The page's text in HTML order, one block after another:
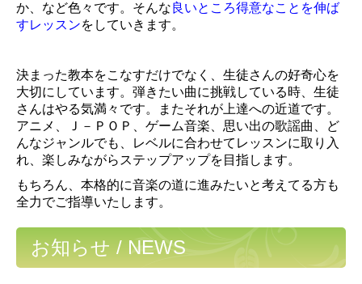
か、など色々です。そんな良いところ得意なことを伸ば
すレッスンをしていきます。
決まった教本をこなすだけでなく、生徒さんの好奇心を
大切にしています。 弾き たい曲に挑戦している時、生徒
さんはやる気満々です。またそれが上達への近道です。
アニメ、Ｊ－ＰＯＰ、ゲーム音楽、思い出の歌謡曲、
ど
んなジャンルでも、レベルに合わせてレッスンに取り入
れ、楽しみながらステップアップを目指します。
もちろん、本格的に音楽の道に進みたいと考えてる方も
全力でご指導いたします。
お知らせ / NEWS